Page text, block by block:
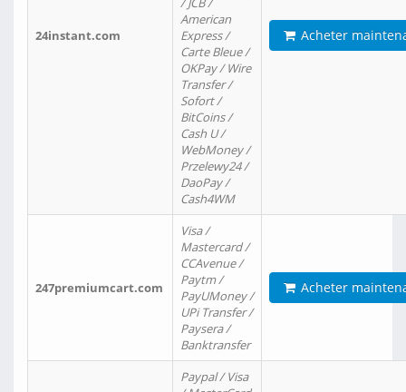
24instant.com
American
Express /
Carte Bleue /
OKPay / Wire
Transfer /
Sofort /
BitCoins /
Cash U /
WebMoney /
Przelewy24 /
DaoPay /
Cash4WM
Acheter
247premiumcart.com
Visa /
Mastercard /
CCAvenue /
Paytm /
PayUMoney /
UPi Transfer /
Paysera /
Banktransfer
Acheter
Paypal / Visa